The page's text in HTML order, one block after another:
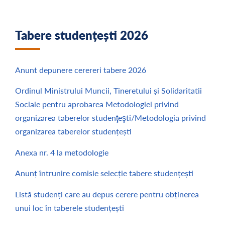
Tabere studențești 2026
Anunt depunere cerereri tabere 2026
Ordinul Ministrului Muncii, Tineretului și Solidaritatii
Sociale pentru aprobarea Metodologiei privind
organizarea taberelor studenţeşti/Metodologia privind
organizarea taberelor studențești
Anexa nr. 4 la metodologie
Anunț întrunire comisie selecție tabere studențești
Listă studenți care au depus cerere pentru obținerea
unui loc în taberele studențești